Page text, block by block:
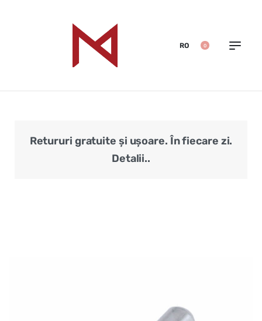
RO 0
Retururi gratuite și ușoare. În fiecare zi.
Detalii..